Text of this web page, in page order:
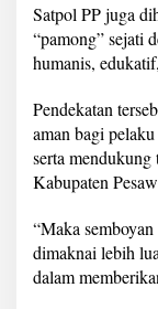
Satpol PP juga
“pamong” sejati
humanis,
Pendekatan
aman bagi
serta
Kabupaten
“Maka semboyan
dimaknai lebih
dalam